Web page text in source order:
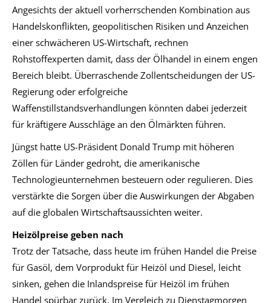
Angesichts der aktuell vorherrschenden Kombination aus
Handelskonflikten, geopolitischen Risiken und Anzeichen
einer schwächeren US-Wirtschaft, rechnen
Rohstoffexperten damit, dass der Ölhandel in einem engen
Bereich bleibt. Überraschende Zollentscheidungen der US-
Regierung oder erfolgreiche
Waffenstillstandsverhandlungen könnten dabei jederzeit
für kräftigere Ausschläge an den Ölmärkten führen.
Jüngst hatte US-Präsident Donald Trump mit höheren
Zöllen für Länder gedroht, die amerikanische
Technologieunternehmen besteuern oder regulieren. Dies
verstärkte die Sorgen über die Auswirkungen der Abgaben
auf die globalen Wirtschaftsaussichten weiter.
Heizölpreise geben nach
Trotz der Tatsache, dass heute im frühen Handel die Preise
für Gasöl, dem Vorprodukt für Heizöl und Diesel, leicht
sinken, gehen die Inlandspreise für Heizöl im frühen
Handel spürbar zurück. Im Vergleich zu Dienstagmorgen